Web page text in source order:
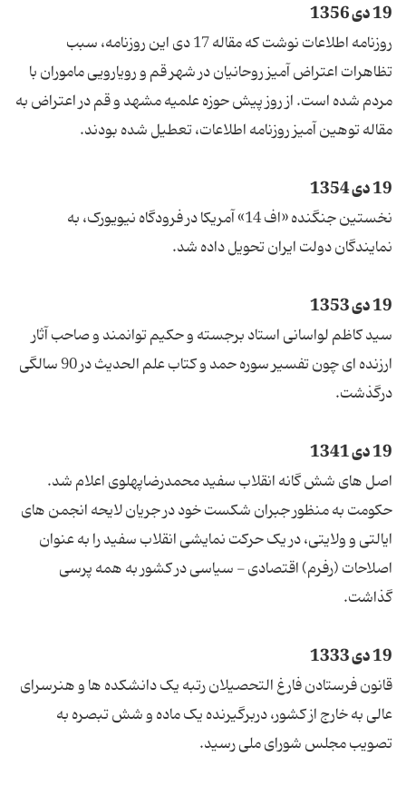
19 دی 1356
روزنامه اطلاعات نوشت که مقاله 17 دی این روزنامه، سبب
تظاهرات اعتراض آمیز روحانیان در شهر قم و رویارویی ماموران با
مردم شده است. از روز پیش حوزه علمیه مشهد و قم در اعتراض به
مقاله توهین آمیز روزنامه اطلاعات، تعطیل شده بودند.
19 دی 1354
نخستین جنگنده «اف 14» آمریکا در فرودگاه نیویورک، به
نمایندگان دولت ایران تحویل داده شد.
19 دی 1353
سید کاظم لواسانی استاد برجسته و حکیم توانمند و صاحب آثار
ارزنده ای چون تفسیر سوره حمد و کتاب علم الحدیث در 90 سالگی
درگذشت.
19 دی 1341
اصل های شش گانه انقلاب سفید محمدرضاپهلوی اعلام شد.
حکومت به منظور جبران شکست خود در جریان لایحه انجمن های
ایالتی و ولایتی، در یک حرکت نمایشی انقلاب سفید را به عنوان
اصلاحات (رفرم) اقتصادی - سیاسی در کشور به همه پرسی
گذاشت.
19 دی 1333
قانون فرستادن فارغ التحصیلان رتبه یک دانشکده ها و هنرسرای
عالی به خارج از کشور، دربرگیرنده یک ماده و شش تبصره به
تصویب مجلس شورای ملی رسید.